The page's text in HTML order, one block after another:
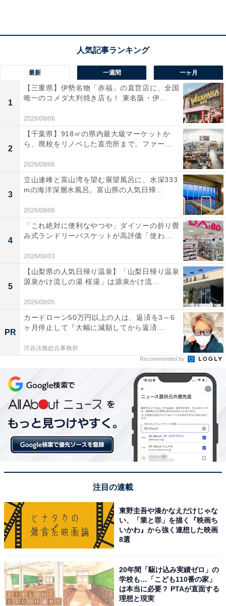
王者SAPIXも動いた！ 進む「手厚さ」へのシフト
と、越えられない“壁”
「自習室の完備」「可能な限り、いつでも質問対応」と
いったサービスは、早稲田アカデミー以外のほとんどの
大手塾も以前から行っています。日能研や四谷大塚、栄
光ゼミナールも、もちろん対応しています。
こうした中で注目されるのが、SAPIXの変化です。
SAPIXは自習室がなく、質問対応は授業の後だけ、宿題
チェックは基本しませんでした。ところが校舎によって
は宿題チェックを始めていると言います。ノートを回収
し、生徒がきちんと宿題をこなしているか講師が確認す
るケースもあるようです。
従来は宿題の丸付けを保護者が行うスタイルだったこと
を考えると、サービスが着実に進化しているといえるで
しょう。
次ページ
なぜSAPIXには「自習室」がない
のか？
月26万超の塾代、毎朝6時のドリル伴走…約600
万を投じてわが子を「最難関」へねじ込んだ母
の告白
最新 一週間 一ヶ月
1
【三重県】伊勢名物「赤福」の直営店に、全国
唯一のコメダ大判焼き店も！ 東名阪・伊...
2026/08/06
2
【千葉県】918㎡の県内最大級マーケットか
ら、廃校をリノベした直売所まで。ファー...
2026/08/06
3
立山連峰と富山湾を望む展望風呂に、水深333
mの海洋深層水風呂。富山県の人気日帰...
2026/08/06
4
「これ絶対に便利なやつや」ダイソーの折り畳
み式ランドリーバスケットが高評価「使わ...
2026/08/03
5
【山梨県の人気日帰り温泉】「山梨日帰り温泉
源泉かけ流しの湯 桜湯」は源泉かけ流...
2026/08/05
PR
カードローン50万円以上の人は、返済を3～6
ヶ月停止して『大幅に減額してから返済...
渋谷法務総合事務所
Recommended by
注目の連載
東野圭吾や湊かなえだけじゃな
い、「業と罪」を描く『映画ち
いかわ』から強く連想した映画
8選
20年間「駆け込み実績ゼロ」の
学校も…「こども110番の家」
は本当に必要？ PTAが直面する
理想と現実